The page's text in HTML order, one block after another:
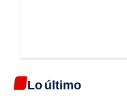
Lo último